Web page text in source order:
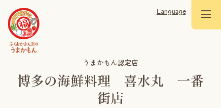
Language
うまかもん認定店
博多の海鮮料理 喜水丸 一番
街店